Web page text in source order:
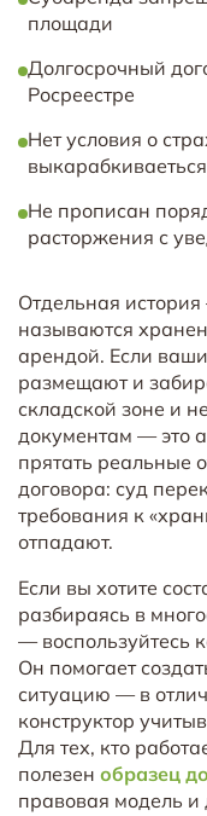
площади
Долгосрочный
Росреестре
Нет условия о
Не прописан
расторжения с
Отдельная
называются
арендой. Если
размещают и
складской зоне и
документам — это
прятать реальные
договора: суд
требования к
отпадают.
Если вы хотите
разбираясь в
— воспользуйтесь
Он помогает
ситуацию — в
конструктор
Для тех, кто
полезен образец
правовая модель и